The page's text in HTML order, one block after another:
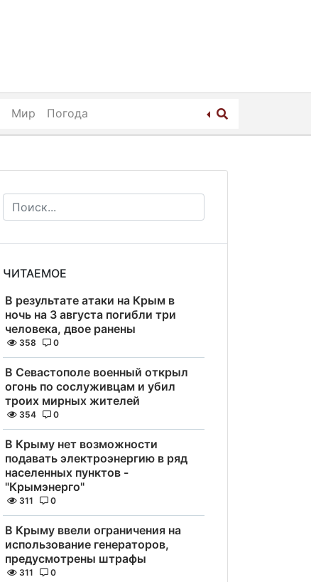
Мир Погода
ЧИТАЕМОЕ
В результате атаки на Крым в
ночь на 3 августа погибли три
человека, двое ранены
358 0
В Севастополе военный открыл
огонь по сослуживцам и убил
троих мирных жителей
354 0
В Крыму нет возможности
подавать электроэнергию в ряд
населенных пунктов -
"Крымэнерго"
311 0
В Крыму ввели ограничения на
использование генераторов,
предусмотрены штрафы
311 0